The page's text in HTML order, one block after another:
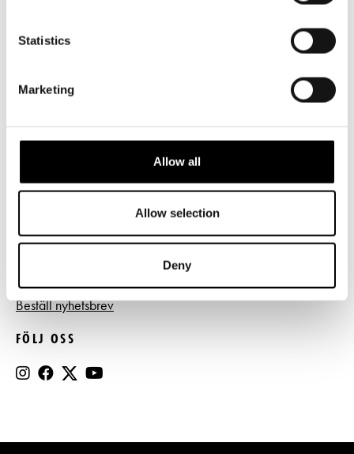
Statistics
Marketing
Allow all
Allow selection
Deny
Svenska Teatern Live
LÄNKAR
Frågor & svar
Press
Register- och dataskyddsbeskrivning
Beställ nyhetsbrev
FÖLJ OSS